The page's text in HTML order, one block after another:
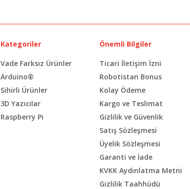
Kategoriler
Vade Farksız Ürünler
Arduino®
Sihirli Ürünler
3D Yazıcılar
Raspberry Pi
Önemli Bilgiler
Ticari İletişim İzni
Robotistan Bonus
Kolay Ödeme
Kargo ve Teslimat
Gizlilik ve Güvenlik
Satış Sözleşmesi
Üyelik Sözleşmesi
Garanti ve İade
KVKK Aydınlatma Metni
Gizlilik Taahhüdü